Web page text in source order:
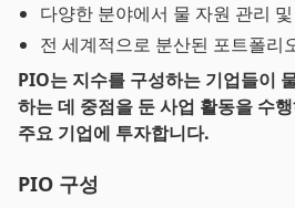
다양한 분야에서 물 자원 관리
전 세계적으로 분산된 포트폴리
PIO는 지수를 구성하는 기업들이
하는 데 중점을 둔 사업 활동을 수
주요 기업에 투자합니다.
PIO 구성